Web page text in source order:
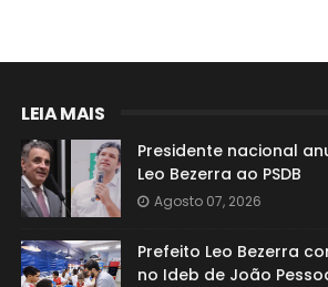
LEIA MAIS
Presidente nacional
Leo Bezerra ao PSDB
Agosto 07, 2026
Prefeito Leo Bezerra
no Ideb de João